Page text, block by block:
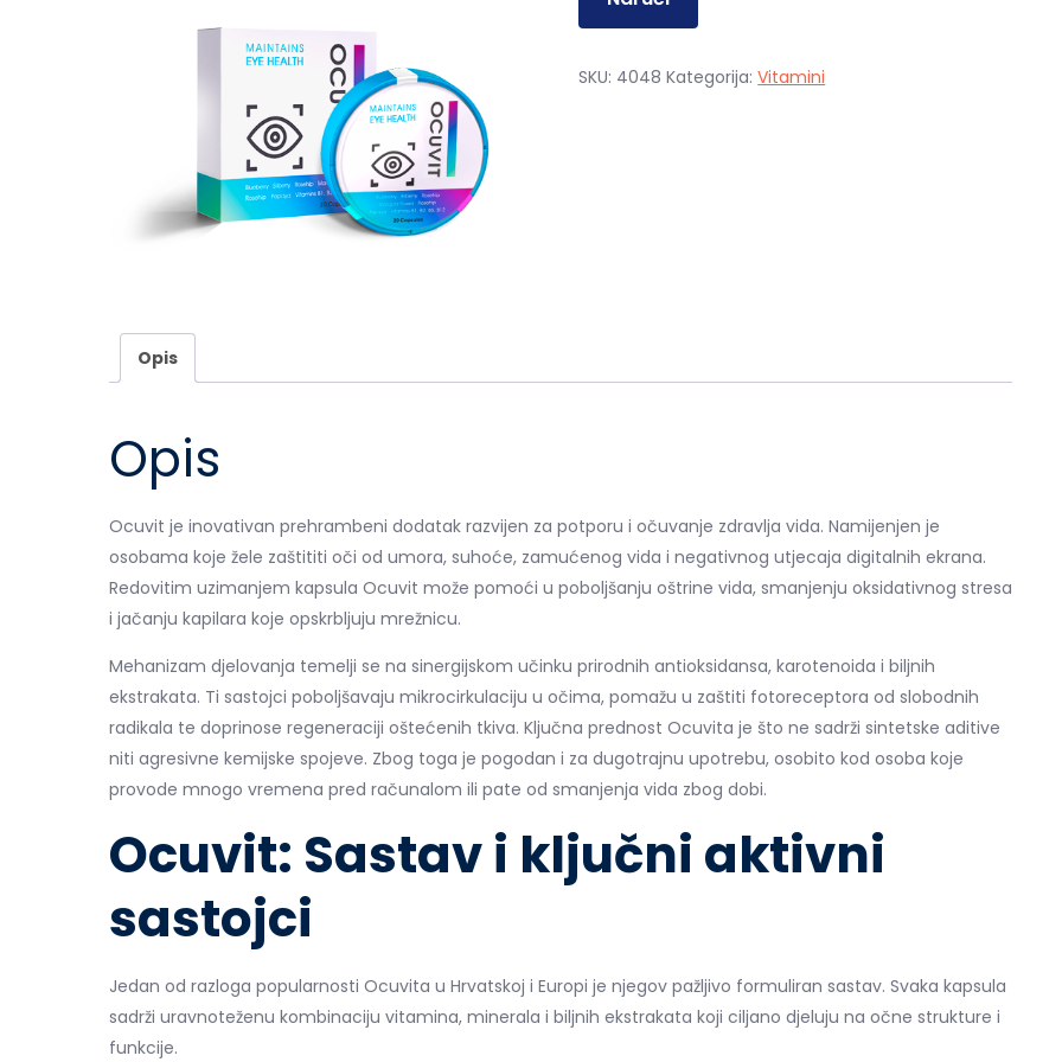
je:
SKU: 4048 Kategorija:Vitamini
Opis
Opis
Ocuvit je inovativan prehrambeni dodatak razvijen za potporu i očuvanje zdravlja vida. Namijenjen je
osobama koje žele zaštititi oči od umora, suhoće, zamućenog vida i negativnog utjecaja digitalnih ekrana.
Redovitim uzimanjem kapsula Ocuvit može pomoći u poboljšanju oštrine vida, smanjenju oksidativnog stresa
i jačanju kapilara koje opskrbljuju mrežnicu.
Mehanizam djelovanja temelji se na sinergijskom učinku prirodnih antioksidansa, karotenoida i biljnih
ekstrakata. Ti sastojci poboljšavaju mikrocirkulaciju u očima, pomažu u zaštiti fotoreceptora od slobodnih
radikala te doprinose regeneraciji oštećenih tkiva. Ključna prednost Ocuvita je što ne sadrži sintetske aditive
niti agresivne kemijske spojeve. Zbog toga je pogodan i za dugotrajnu upotrebu, osobito kod osoba koje
provode mnogo vremena pred računalom ili pate od smanjenja vida zbog dobi.
Ocuvit: Sastav i ključni aktivni
sastojci
Jedan od razloga popularnosti Ocuvita u Hrvatskoj i Europi je njegov pažljivo formuliran sastav. Svaka kapsula
sadrži uravnoteženu kombinaciju vitamina, minerala i biljnih ekstrakata koji ciljano djeluju na očne strukture i
funkcije.